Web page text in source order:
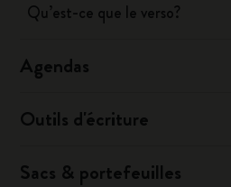
Qu’est-ce que le verso?
Agendas
Outils d'écriture
Sacs & portefeuilles